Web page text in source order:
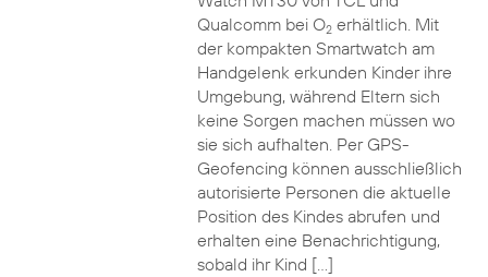
Qualcomm bei O2erhältlich. Mit
der kompakten Smartwatch am
Handgelenk erkunden Kinder ihre
Umgebung, während Eltern sich
keine Sorgen machen müssen wo
sie sich aufhalten. Per GPS-
Geofencing können ausschließlich
autorisierte Personen die aktuelle
Position des Kindes abrufen und
erhalten eine Benachrichtigung,
sobald ihr Kind […]